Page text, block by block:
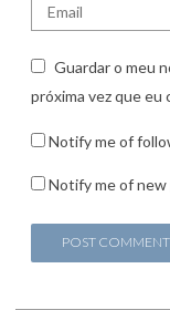
Guardar o meu
próxima vez que eu
Notify me of
Notify me of new